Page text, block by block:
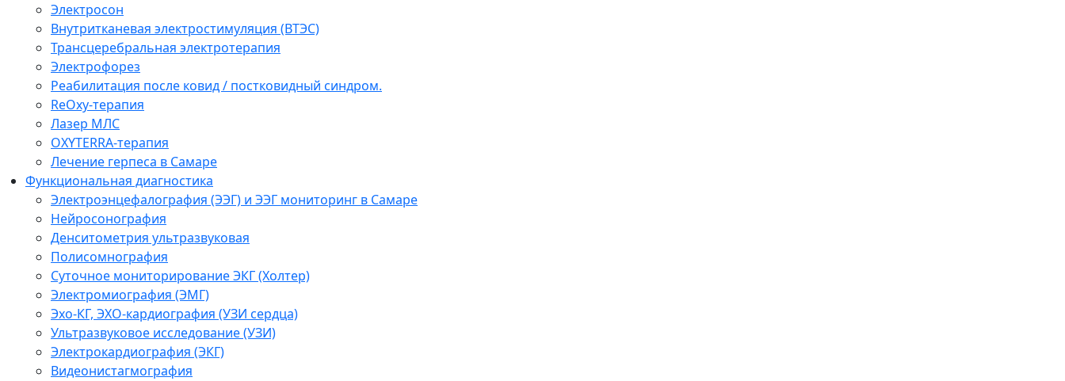
Электросон
Внутритканевая электростимуляция (ВТЭС)
Трансцеребральная электротерапия
Электрофорез
Реабилитация после ковид / постковидный синдром.
ReOxy-терапия
Лазер МЛС
OXYTERRA-терапия
Лечение герпеса в Самаре
Функциональная диагностика
Электроэнцефалография (ЭЭГ) и ЭЭГ мониторинг в Самаре
Нейросонография
Денситометрия ультразвуковая
Полисомнография
Суточное мониторирование ЭКГ (Холтер)
Электромиография (ЭМГ)
Эхо-КГ, ЭХО-кардиография (УЗИ сердца)
Ультразвуковое исследование (УЗИ)
Электрокардиография (ЭКГ)
Видеонистагмография